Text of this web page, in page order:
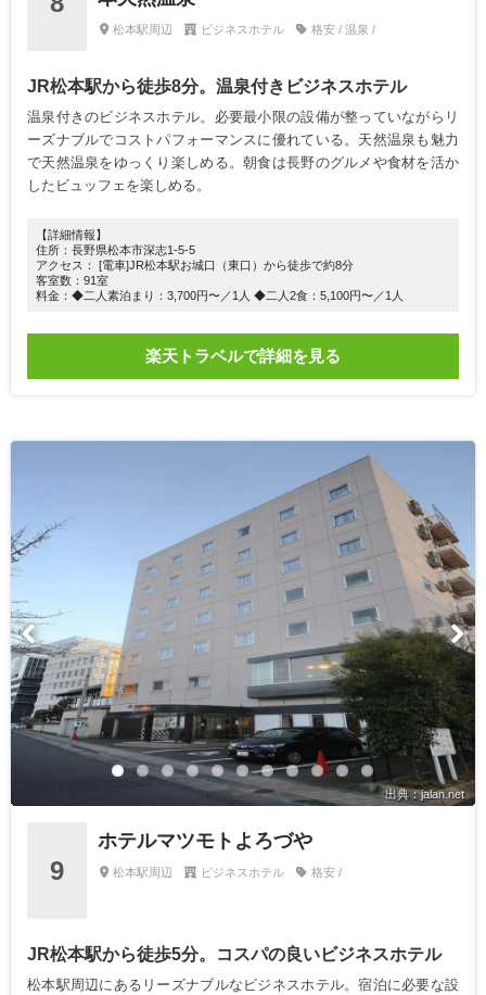
松本駅周辺 ビジネスホテル 格安 / 温泉 /
JR松本駅から徒歩8分。温泉付きビジネスホテル
温泉付きのビジネスホテル。必要最小限の設備が整っていながらリ
ーズナブルでコストパフォーマンスに優れている。天然温泉も魅力
で天然温泉をゆっくり楽しめる。朝食は長野のグルメや食材を活か
したビュッフェを楽しめる。
【詳細情報】
住所：長野県松本市深志1-5-5
アクセス： [電車]JR松本駅お城口（東口）から徒歩で約8分
客室数：91室
料金：◆二人素泊まり：3,700円〜／1人 ◆二人2食：5,100円〜／1人
楽天トラベルで詳細を見る
出典：jalan.net
9
ホテルマツモトよろづや
松本駅周辺 ビジネスホテル 格安 /
JR松本駅から徒歩5分。コスパの良いビジネスホテル
松本駅周辺にあるリーズナブルなビジネスホテル。宿泊に必要な設